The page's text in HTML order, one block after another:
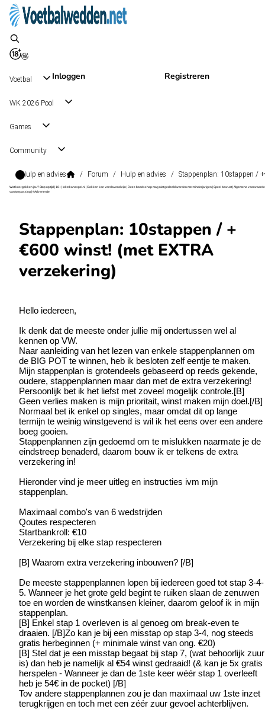
Inloggen Registreren
Voetbal
WK 2026 Pool
Games
Community
Hulp en advies / Forum / Hulp en advies / Stappenplan: 10stappen /
Wat kost gokken jou? Stop op tijd | 18+ | loketkansspel.nl | Gokken kan verslavend zijn | Deze boodschap mag niet gedeeld worden met minderjarigen | Speel bewust | Algemene
van toepassing | #Advertentie
Stappenplan: 10stappen / +
€600 winst! (met EXTRA
verzekering)
Hello iedereen,
Ik denk dat de meeste onder jullie mij ondertussen wel al
kennen op VW.
Naar aanleiding van het lezen van enkele stappenplannen om
de BIG POT te winnen, heb ik besloten zelf eentje te maken.
Mijn stappenplan is grotendeels gebaseerd op reeds gekende,
oudere, stappenplannen maar dan met de extra verzekering!
Persoonlijk bet ik het liefst met zoveel mogelijk controle.[B]
Geen verlies maken is mijn prioritait, winst maken mijn doel.[/B]
Normaal bet ik enkel op singles, maar omdat dit op lange
termijn te weinig winstgevend is wil ik het eens over een andere
boeg gooien.
Stappenplannen zijn gedoemd om te mislukken naarmate je de
eindstreep benaderd, daarom bouw ik er telkens de extra
verzekering in!
Hieronder vind je meer uitleg en instructies ivm mijn
stappenplan.
Maximaal combo's van 6 wedstrijden
Qoutes respecteren
Startbankroll: €10
Verzekering bij elke stap respecteren
[B] Waarom extra verzekering inbouwen? [/B]
De meeste stappenplannen lopen bij iedereen goed tot stap 3-4-
5. Wanneer je het grote geld begint te ruiken slaan de zenuwen
toe en worden de winstkansen kleiner, daarom geloof ik in mijn
stappenplan.
[B] Enkel stap 1 overleven is al genoeg om break-even te
draaien. [/B]Zo kan je bij een misstap op stap 3-4, nog steeds
gratis herbeginnen (+ minimale winst van ong. €20)
[B] Stel dat je een misstap begaat bij stap 7, (wat behoorlijk zuur
is) dan heb je namelijk al €54 winst gedraaid! (& kan je 5x gratis
herspelen - Wanneer je dan de 1ste keer wéér stap 1 overleeft
heb je 54€ in de pocket) [/B]
Tov andere stappenplannen zou je dan maximaal uw 1ste inzet
terugkrijgen en toch met een zéér zuur gevoel achterblijven.